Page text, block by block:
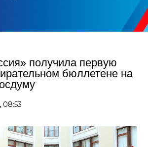
получила первую
бюллетене на
08:53